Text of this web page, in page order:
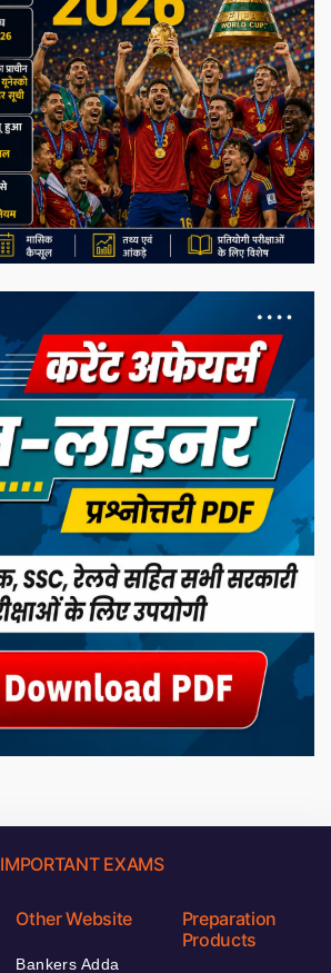
IMPORTANT EXAMS
Other Website
Bankers Adda
Preparation
Products